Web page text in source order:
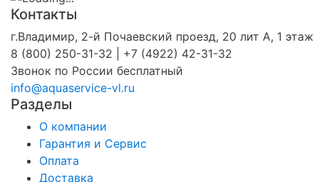
Контакты
г.Владимир, 2-й Почаевский проезд, 20 лит А, 1 этаж
8 (800) 250-31-32 | +7 (4922) 42-31-32
Звонок по России бесплатный
info@aquaservice-vl.ru
Разделы
О компании
Гарантия и Сервис
Оплата
Доставка